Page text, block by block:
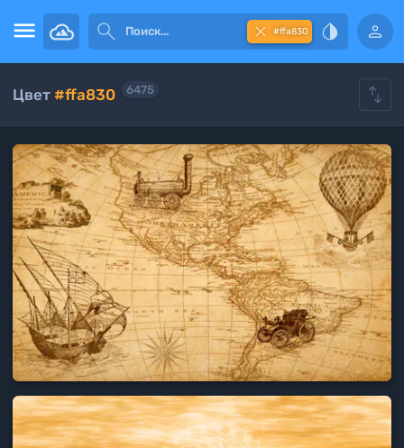
  
 #ffa830 
Цвет #ffa830 6475 